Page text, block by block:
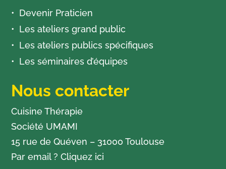
Devenir Praticien
Les ateliers grand public
Les ateliers publics spécifiques
Les séminaires d’équipes
Nous contacter
Cuisine Thérapie
Société UMAMI
15 rue de Quéven – 31000 Toulouse
Par email ?Cliquez ici